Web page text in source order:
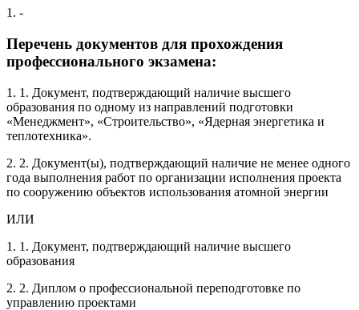
1. -
Перечень документов для прохождения
профессионального экзамена:
1. 1. Документ, подтверждающий наличие высшего
образования по одному из направлений подготовки
«Менеджмент», «Строительство», «Ядерная энергетика и
теплотехника».
2. 2. Документ(ы), подтверждающий наличие не менее одного
года выполнения работ по организации исполнения проекта
по сооружению объектов использования атомной энергии
ИЛИ
1. 1. Документ, подтверждающий наличие высшего
образования
2. 2. Диплом о профессиональной переподготовке по
управлению проектами